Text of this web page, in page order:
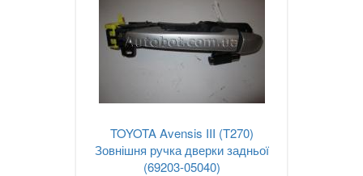
TOYOTA Avensis III (T270)
Зовнішня ручка дверки задньої
(69203-05040)